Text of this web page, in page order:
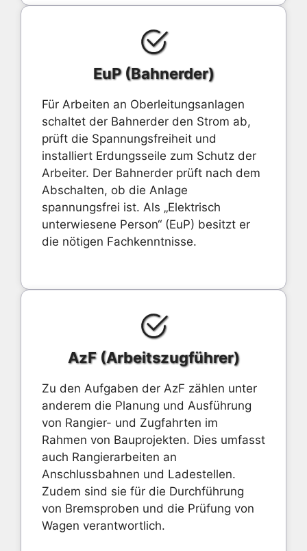
EuP (Bahnerder)
Für Arbeiten an Oberleitungsanlagen
schaltet der Bahnerder den Strom ab,
prüft die Spannungsfreiheit und
installiert Erdungsseile zum Schutz der
Arbeiter. Der Bahnerder prüft nach dem
Abschalten, ob die Anlage
spannungsfrei ist. Als „Elektrisch
unterwiesene Person“ (EuP) besitzt er
die nötigen Fachkenntnisse.
AzF (Arbeitszugführer)
Zu den Aufgaben der AzF zählen unter
anderem die Planung und Ausführung
von Rangier- und Zugfahrten im
Rahmen von Bauprojekten. Dies umfasst
auch Rangierarbeiten an
Anschlussbahnen und Ladestellen.
Zudem sind sie für die Durchführung
von Bremsproben und die Prüfung von
Wagen verantwortlich.